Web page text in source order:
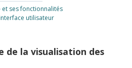
ses fonctionnalités
utilisateur
de la visualisation des